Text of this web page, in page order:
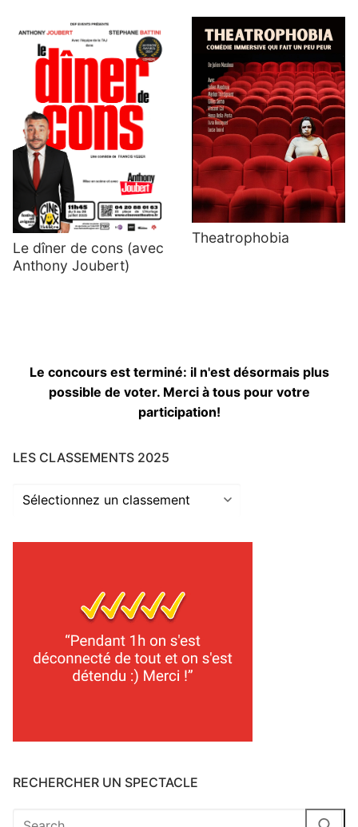
Le dîner de cons (avec
Anthony Joubert)
Theatrophobia
Le concours est terminé: il n'est désormais plus
possible de voter. Merci à tous pour votre
participation!
LES CLASSEMENTS 2025
Les
RECHERCHER UN SPECTACLE
Rechercher